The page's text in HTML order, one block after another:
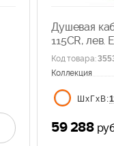
Душевая
115CR, лев.
Код товара:
Коллекция
ШхГхВ:
59 288 руб